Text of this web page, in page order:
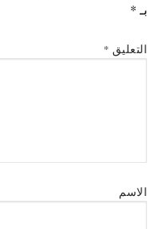
بـ *
التعليق *
الاسم